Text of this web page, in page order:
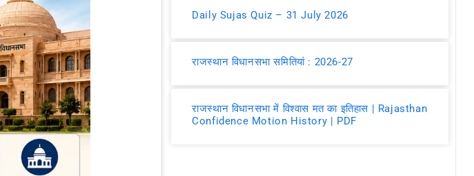
Daily Sujas Quiz – 31 July 2026
राजस्थान विधानसभा समितियां : 2026-27
राजस्थान विधानसभा में विश्वास मत का इतिहास | Rajasthan
Confidence Motion History | PDF